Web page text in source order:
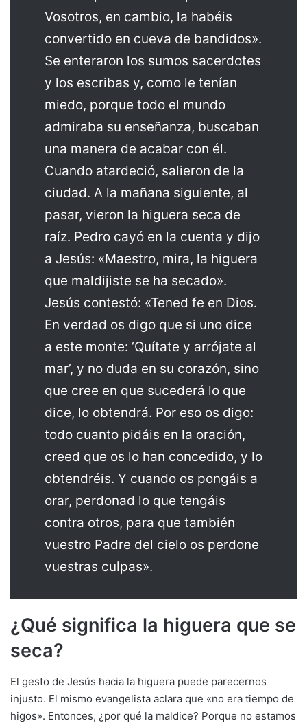
Vosotros, en cambio, la habéis
convertido en cueva de bandidos».
Se enteraron los sumos sacerdotes
y los escribas y, como le tenían
miedo, porque todo el mundo
admiraba su enseñanza, buscaban
una manera de acabar con él.
Cuando atardeció, salieron de la
ciudad. A la mañana siguiente, al
pasar, vieron la higuera seca de
raíz. Pedro cayó en la cuenta y dijo
a Jesús: «Maestro, mira, la higuera
que maldijiste se ha secado».
Jesús contestó: «Tened fe en Dios.
En verdad os digo que si uno dice
a este monte: ‘Quítate y arrójate al
mar’, y no duda en su corazón, sino
que cree en que sucederá lo que
dice, lo obtendrá. Por eso os digo:
todo cuanto pidáis en la oración,
creed que os lo han concedido, y lo
obtendréis. Y cuando os pongáis a
orar, perdonad lo que tengáis
contra otros, para que también
vuestro Padre del cielo os perdone
vuestras culpas».
¿Qué significa la higuera que se
seca?
El gesto de Jesús hacia la higuera puede parecernos
injusto. El mismo evangelista aclara que «no era tiempo de
higos». Entonces, ¿por qué la maldice? Porque no estamos